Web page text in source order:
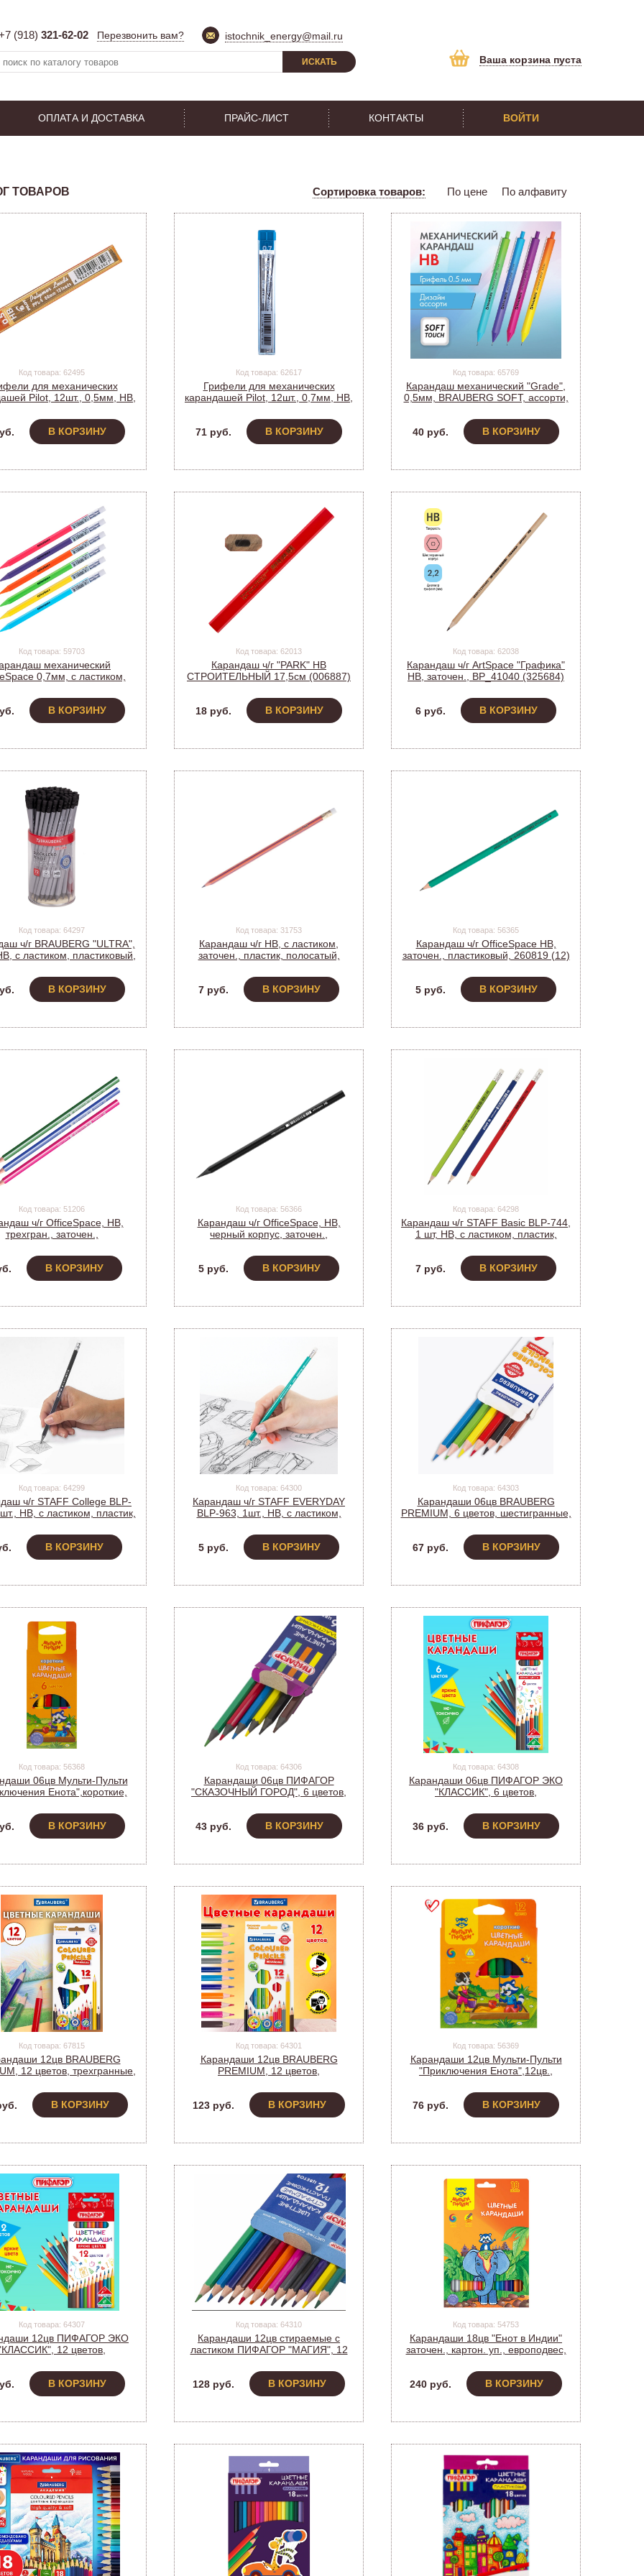
(918) 321-62-02 Перезвонить вам? istochnik_energy@mail.ru
ИСКАТЬ Ваша корзина пуста
ОПЛАТА И ДОСТАВКА ПРАЙС-ЛИСТ КОНТАКТЫ ВОЙТИ
ТОВАРОВ Сортировка товаров: По цене По алфавиту
Код товара: 62495
для механических
Pilot, 12шт., 0,5мм, HB,
В КОРЗИНУ
Код товара: 62617
Грифели для механических
карандашей Pilot, 12шт., 0,7мм, HB,
71 руб.
В КОРЗИНУ
Код товара: 65769
Карандаш механический "Grade",
0,5мм, BRAUBERG SOFT, ассорти,
40 руб.
В КОРЗИНУ
Код товара: 59703
механический
0,7мм, с ластиком,
В КОРЗИНУ
Код товара: 62013
Карандаш ч/г "PARK" HB
СТРОИТЕЛЬНЫЙ 17,5см (006887)
18 руб. В КОРЗИНУ
Код товара: 62038
Карандаш ч/г ArtSpace "Графика"
HB, заточен., BP_41040 (325684)
6 руб. В КОРЗИНУ
Код товара: 64297
ч/г BRAUBERG "ULTRA",
с ластиком, пластиковый,
В КОРЗИНУ
Код товара: 31753
Карандаш ч/г HB, с ластиком,
заточен., пластик, полосатый,
(191026) (12)
7 руб.
В КОРЗИНУ
Код товара: 56365
Карандаш ч/г OfficeSpace HB,
заточен., пластиковый, 260819 (12)
5 руб. В КОРЗИНУ
Код товара: 51206
ч/г OfficeSpace, HB,
трехгран., заточен.,
полоской 269150 (12)
В КОРЗИНУ
Код товара: 56366
Карандаш ч/г OfficeSpace, HB,
черный корпус, заточен.,
5 руб.
В КОРЗИНУ
Код товара: 64298
Карандаш ч/г STAFF Basic BLP-744,
1 шт, НВ, с ластиком, пластик,
7 руб.
В КОРЗИНУ
Код товара: 64299
ч/г STAFF College BLP-
НВ, с ластиком, пластик,
В КОРЗИНУ
Код товара: 64300
Карандаш ч/г STAFF EVERYDAY
BLP-963, 1шт., НВ, с ластиком,
(1/12)
5 руб.
В КОРЗИНУ
Код товара: 64303
Карандаши 06цв BRAUBERG
PREMIUM, 6 цветов, шестигранные,
67 руб.
В КОРЗИНУ
Код товара: 56368
06цв Мульти-Пульти
Енота",короткие,
(274092)
В КОРЗИНУ
Код товара: 64306
Карандаши 06цв ПИФАГОР
"СКАЗОЧНЫЙ ГОРОД", 6 цветов,
43 руб.
В КОРЗИНУ
Код товара: 64308
Карандаши 06цв ПИФАГОР ЭКО
"КЛАССИК", 6 цветов,
36 руб.
В КОРЗИНУ
Код товара: 67815
12цв BRAUBERG
12 цветов, трехгранные,
В КОРЗИНУ
Код товара: 64301
Карандаши 12цв BRAUBERG
PREMIUM, 12 цветов,
181666
123 руб.
В КОРЗИНУ
Код товара: 56369
Карандаши 12цв Мульти-Пульти
"Приключения Енота",12цв.,
картон,CP_19095 (274093)
76 руб.
В КОРЗИНУ
Код товара: 64307
12цв ПИФАГОР ЭКО
12 цветов,
В КОРЗИНУ
Код товара: 64310
Карандаши 12цв стираемые с
ластиком ПИФАГОР "МАГИЯ", 12
(1/12)
128 руб.
В КОРЗИНУ
Код товара: 54753
Карандаши 18цв "Енот в Индии"
заточен., картон. уп., европодвес,
240 руб.
В КОРЗИНУ